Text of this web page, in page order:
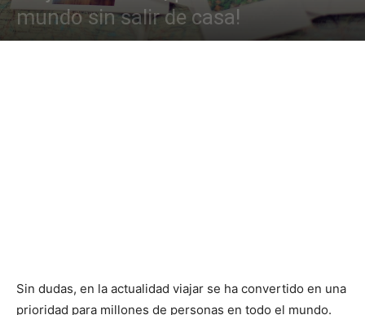
mundo sin salir de casa!
Sin dudas, en la actualidad viajar se ha convertido en una
prioridad para millones de personas en todo el mundo.